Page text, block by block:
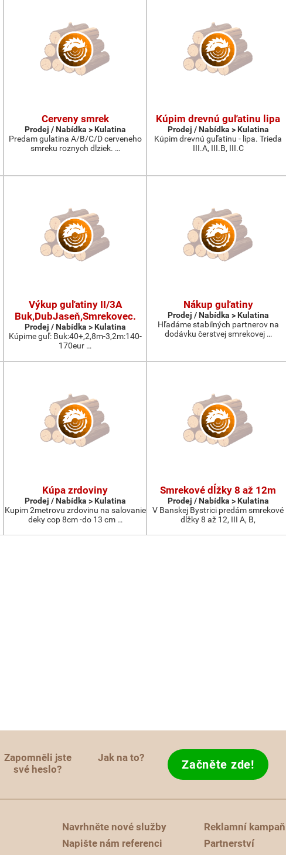
Cerveny smrek
Prodej / Nabídka > Kulatina
Predam gulatina A/B/C/D cerveneho
smreku roznych dlziek. …
Kúpim drevnú guľatinu lipa
Prodej / Nabídka > Kulatina
Kúpim drevnú guľatinu - lipa. Trieda
III.A, III.B, III.C
Výkup guľatiny II/3A
Buk,DubJaseň,Smrekovec.
Prodej / Nabídka > Kulatina
Kúpime guľ: Buk:40+,2,8m-3,2m:140-
170eur …
Nákup guľatiny
Prodej / Nabídka > Kulatina
Hľadáme stabilných partnerov na
dodávku čerstvej smrekovej …
Kúpa zrdoviny
Prodej / Nabídka > Kulatina
Kupim 2metrovu zrdovinu na salovanie
deky cop 8cm -do 13 cm …
Smrekové dĺžky 8 až 12m
Prodej / Nabídka > Kulatina
V Banskej Bystrici predám smrekové
dĺžky 8 až 12, III A, B,
Zapomněli jste
své heslo?
Jak na to? Začněte zde!
Navrhněte nové služby
Napište nám referenci
Reklamní kampaň
Partnerství